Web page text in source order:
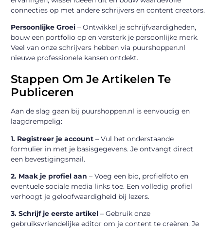
connecties op met andere schrijvers en content creators.
Persoonlijke Groei – Ontwikkel je schrijfvaardigheden,
bouw een portfolio op en versterk je persoonlijke merk.
Veel van onze schrijvers hebben via puurshoppen.nl
nieuwe professionele kansen ontdekt.
Stappen Om Je Artikelen Te
Publiceren
Aan de slag gaan bij puurshoppen.nl is eenvoudig en
laagdrempelig:
1. Registreer je account – Vul het onderstaande
formulier in met je basisgegevens. Je ontvangt direct
een bevestigingsmail.
2. Maak je profiel aan – Voeg een bio, profielfoto en
eventuele sociale media links toe. Een volledig profiel
verhoogt je geloofwaardigheid bij lezers.
3. Schrijf je eerste artikel – Gebruik onze
gebruiksvriendelijke editor om je content te creëren. Je